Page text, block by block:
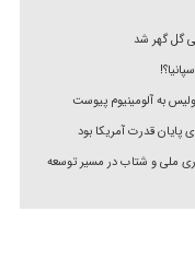
گل گهر شد
به آلومینیوم پیوست
پایان قدرت آمریکا بود
ملی و شتاب در مسیر توسعه